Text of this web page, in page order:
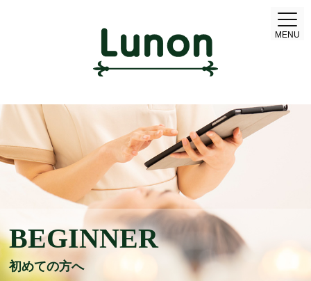
MENU
BEGINNER
初めての方へ